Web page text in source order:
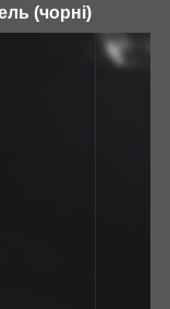
(чорні)